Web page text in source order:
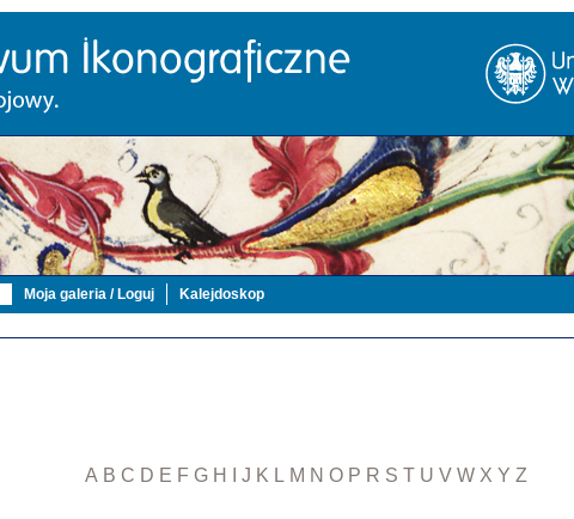
Moja galeria / Loguj Kalejdoskop
A B C D E F G H J K L M N O P R S T U V W X Y Z